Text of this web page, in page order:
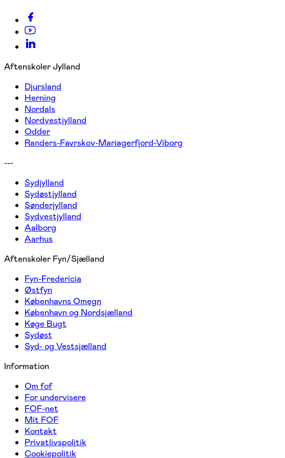
Aftenskoler Jylland
Djursland
Herning
Nordals
Nordvestjylland
Odder
Randers-Favrskov-Mariagerfjord-Viborg
---
Sydjylland
Sydøstjylland
Sønderjylland
Sydvestjylland
Aalborg
Aarhus
Aftenskoler Fyn/Sjælland
Fyn-Fredericia
Østfyn
Københavns Omegn
København og Nordsjælland
Køge Bugt
Sydøst
Syd- og Vestsjælland
Information
Om fof
For undervisere
FOF-net
Mit FOF
Kontakt
Privatlivspolitik
Cookiepolitik